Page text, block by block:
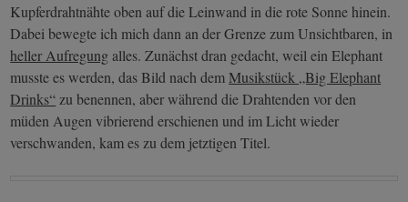
Kupferdrahtnähte oben auf die Leinwand in die rote Sonne hinein.
Dabei bewegte ich mich dann an der Grenze zum Unsichtbaren, in
heller Aufregungalles. Zunächst dran gedacht, weil ein Elephant
musste es werden, das Bild nach demMusikstück „Big Elephant
Drinks“ zu benennen, aber während die Drahtenden vor den
müden Augen vibrierend erschienen und im Licht wieder
verschwanden, kam es zu dem jetztigen Titel.